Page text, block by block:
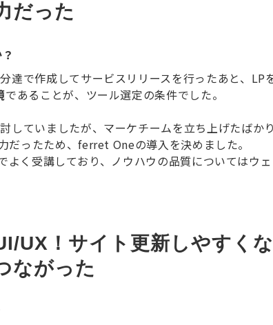
だった
達で作成してサービスリリースを行ったあと、LP
であることが、ツール選定の条件でした。
していましたが、マーケチームを立ち上げたばか
だったため、ferret Oneの導入を決めました。
く受講しており、ノウハウの品質についてはウ
UX！サイト更新しやすく
ながった